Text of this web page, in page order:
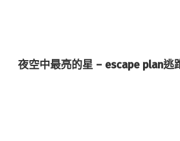
夜空中最亮的星 – escape plan逃